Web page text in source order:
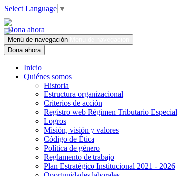
Select Language ▼
Dona ahora
Menú de navegación
Dona ahora
Inicio
Quiénes somos
Historia
Estructura organizacional
Criterios de acción
Registro web Régimen Tributario Especial
Logros
Misión, visión y valores
Código de Ética
Política de género
Reglamento de trabajo
Plan Estratégico Institucional 2021 - 2026